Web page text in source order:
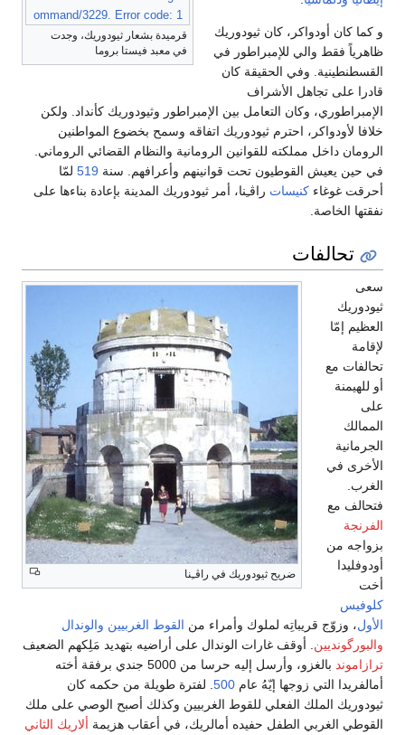
ommand/3229. Error code: 1
قرميدة بشعار ثيودوريك، وجدت
في معبد فيستا بروما
و كما كان أودواكر، كان ثيودوريك
ظاهرياً فقط والي للإمبراطور في
القسطنطينية. وفي الحقيقة كان
قادرا على تجاهل الأشراف
الإمبراطوري، وكان التعامل بين الإمبراطور وثيودوريك كأنداد. ولكن
خلافا لأودواكر، احترم ثيودوريك اتفاقه وسمح بخضوع المواطنين
الرومان داخل مملكته للقوانين الرومانية والنظام القضائي الروماني.
في حين يعيش القوطيون تحت قوانينهم وأعرافهم. سنة 519 لمّا
أحرقت غوغاء كنيسات راڤـِنا، أمر ثيودوريك المدينة بإعادة بناءها على
نفقتها الخاصة.
تحالفات
ضريح ثيودوريك في راڤـِنا
سعى
ثيودوريك
العظيم إمّا
لإقامة
تحالفات مع
أو للهيمنة
على
الممالك
الجرمانية
الأخرى في
الغرب.
فتحالف مع
الفرنجة
بزواجه من
أودوفليدا
أخت
كلوفيس
الأول، وزوّج قريباتِه لملوك وأمراء من القوط الغربيين والوندال
والبورگونديين . أوقف غارات الوندال على أراضيه بتهديد مَلِكهم الضعيف
ترازاموند
بالغزو، وأرسل إليه حرسا من 5000 جندي برفقة أخته
أمالفريدا التي زوجها إيّهُ عام 500 . لفترة طويلة من حكمه كان
ثيودوريك الملك الفعلي للقوط الغربيين وكذلك أصبح الوصي على ملك
القوطي الغربي الطفل حفيده أمالريك، في أعقاب هزيمة ألاريك الثاني